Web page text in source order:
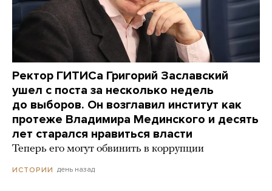
Ректор ГИТИСа Григорий Заславский
ушел с поста за несколько недель
до выборов. Он возглавил институт как
протеже Владимира Мединского и десять
лет старался нравиться власти
Теперь его могут обвинить в коррупции
ИСТОРИИ день назад